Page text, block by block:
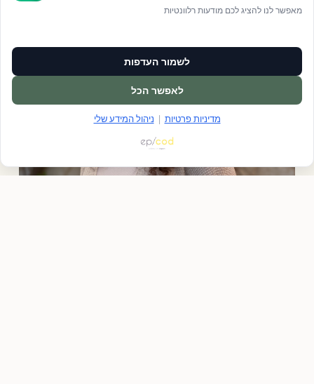
מאפשר לנו להציג לכם מודעות רלוונטיות
לשמור העדפות
לאפשר הכל
מדיניות פרטיות | ניהול המידע שלי